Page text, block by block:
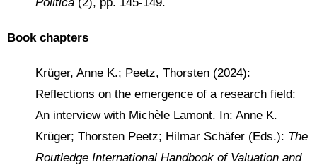
Book chapters
Krüger, Anne K.; Peetz, Thorsten (2024):
Reflections on the emergence of a research field:
An interview with Michèle Lamont. In: Anne K.
Krüger; Thorsten Peetz; Hilmar Schäfer (Eds.): The
Routledge International Handbook of Valuation and